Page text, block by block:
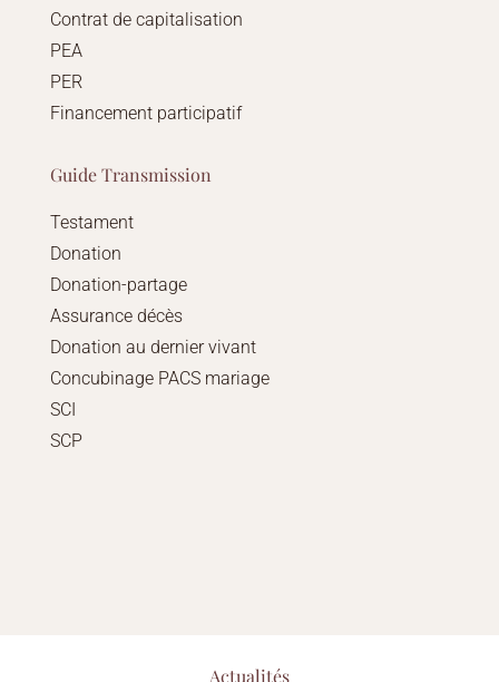
Contrat de capitalisation
PEA
PER
Financement participatif
Guide Transmission
Testament
Donation
Donation-partage
Assurance décès
Donation au dernier vivant
Concubinage PACS mariage
SCI
SCP
Actualités